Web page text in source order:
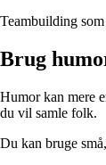
Teambuilding
Brug
Humor kan mere
du vil samle folk.
Du kan bruge